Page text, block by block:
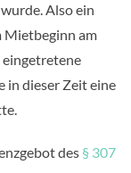
Also ein
Mietbeginn am
eingetretene
in dieser Zeit eine
des § 307